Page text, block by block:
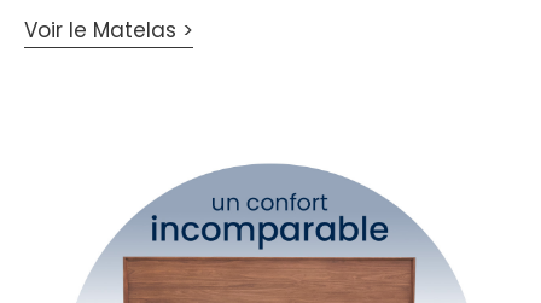
Voir le Matelas >